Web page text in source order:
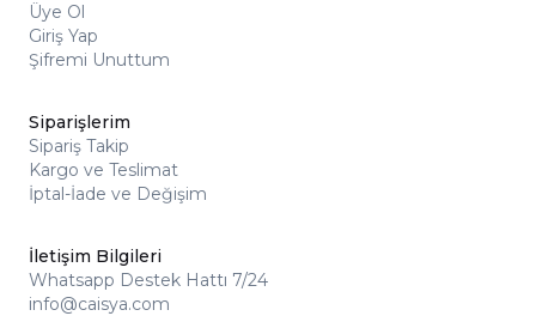
Üye Ol
Giriş Yap
Şifremi Unuttum
Siparişlerim
Sipariş Takip
Kargo ve Teslimat
İptal-İade ve Değişim
İletişim Bilgileri
Whatsapp Destek Hattı 7/24
info@caisya.com